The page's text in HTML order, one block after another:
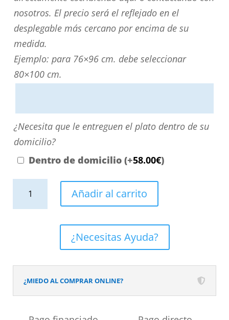
su
medida?
Puede
personalizarla
directamente
contactando
nosotros.
El
precio
será
desplegable
nosotros. El precio será el reflejado en el
desplegable más cercano por encima de su
medida.
Ejemplo: para 76×96 cm. debe seleccionar
80×100 cm.
¿Necesita
que
le
domicilio?
¿Necesita que le entreguen el plato dentro de su
domicilio?
Dentro de domicilio (+58.00€)
LEOPARD
antideslizante
Añadir al carrito
¿Necesitas Ayuda?
¿MIEDO AL COMPRAR ONLINE?